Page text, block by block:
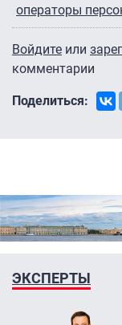
операторы
Войдите или
комментарии
Поделиться:
ЭКСПЕРТЫ